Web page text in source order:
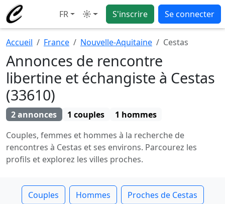
FR Mode S'inscrire Se connecter
Accueil France Nouvelle-Aquitaine Cestas
Annonces de rencontre
libertine et échangiste à Cestas
(33610)
2 annonces 1 couples
1 hommes
Couples, femmes et hommes à la recherche de
rencontres à Cestas et ses environs. Parcourez les
profils et explorez les villes proches.
Couples Hommes Proches de Cestas